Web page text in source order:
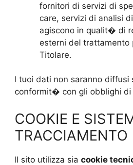
fornitori di servizi di
care, servizi di analisi
agiscono in qualit� di
esterni del trattamento
Titolare.
I tuoi dati non saranno diffusi
conformit� con gli obblighi di
COOKIE E
TRACCIAMENTO
Il sito utilizza sia cookie